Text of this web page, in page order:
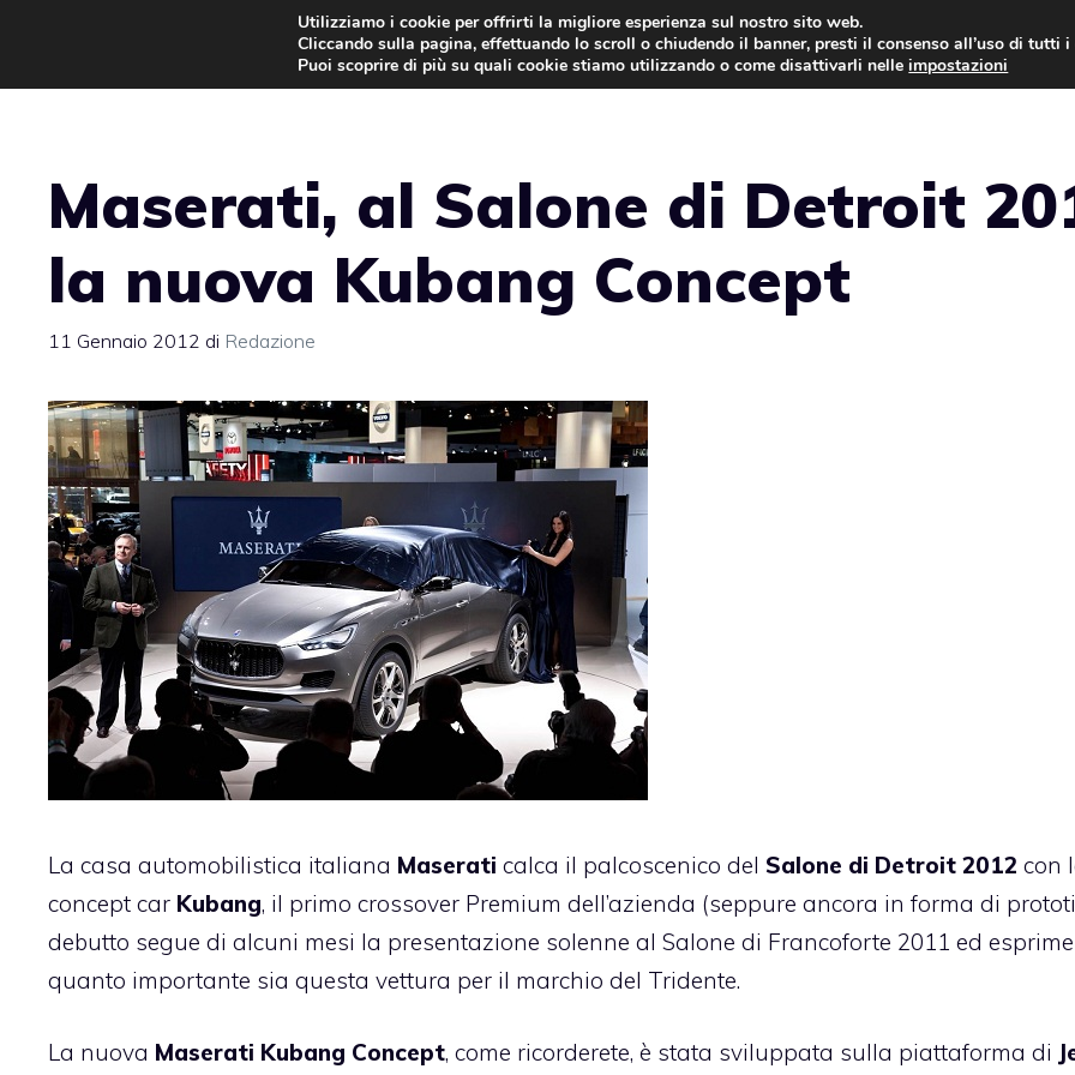
contenuto
AUTO NEWS
Maserati, al Salone di Detroit
la nuova Kubang Concept
11 Gennaio 2012 di Redazione
La casa automobilistica italiana Maserati calca il palcoscenico del Salone di Detroit 2012 con
concept car Kubang, il primo crossover Premium dell’azienda (seppure ancora in forma di
debutto segue di alcuni mesi la presentazione solenne al Salone di Francoforte 2011 ed esprime
quanto importante sia questa vettura per il marchio del Tridente.
La nuova Maserati Kubang Concept, come ricorderete, è stata sviluppata sulla piattaforma di
Utilizziamo i cookie per offrirti la migliore esperienza sul nostro sito web.
Cliccando sulla pagina, effettuando lo scroll o chiudendo il banner, presti il consenso all’uso di tutti i
Puoi scoprire di più su quali cookie stiamo utilizzando o come disattivarli nelleimpostazioni